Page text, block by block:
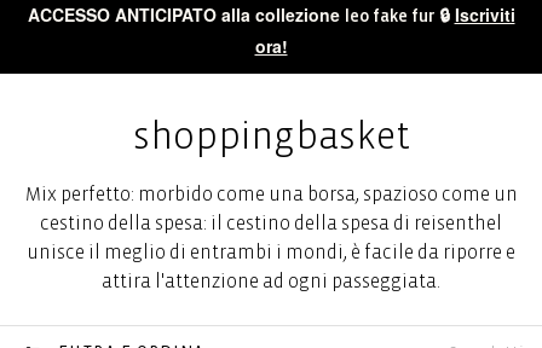
ACCESSO ANTICIPATO alla collezione leo fake fur🔒 Iscriviti
ora!
shoppingbasket
Mix perfetto: morbido come una borsa, spazioso come un
cestino della spesa: il cestino della spesa di reisenthel
unisce il meglio di entrambi i mondi, è facile da riporre e
attira l'attenzione ad ogni passeggiata.